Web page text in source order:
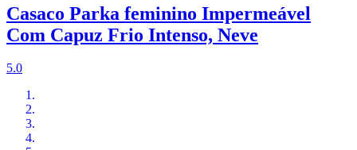
Casaco Parka feminino Impermeável
Com Capuz Frio Intenso, Neve
5.0